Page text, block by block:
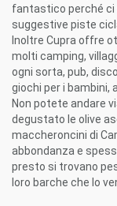
fantastico perché ci
suggestive piste
Inoltre Cupra offre
molti camping,
ogni sorta, pub,
giochi per i bambini,
Non potete andare
degustato le olive
maccheroncini di
abbondanza e
presto si trovano
loro barche che lo